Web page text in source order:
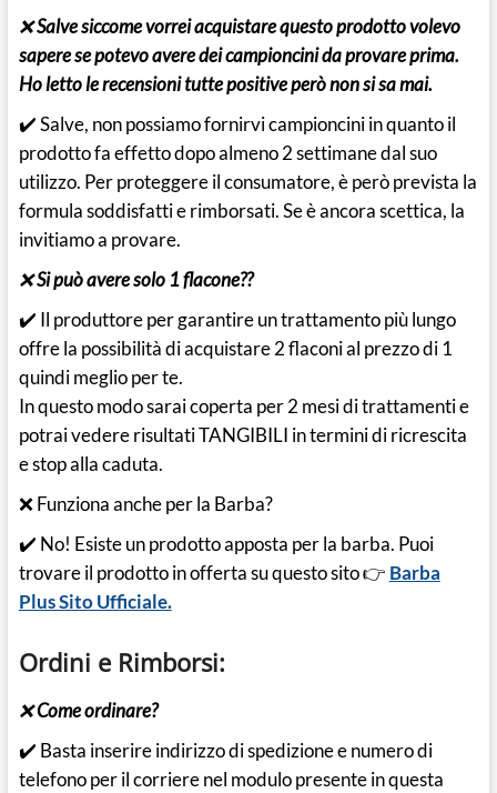
❌Salve siccome vorrei acquistare questo prodotto volevo
sapere se potevo avere dei campioncini da provare prima.
Ho letto le recensioni tutte positive però non si sa mai.
✔️ Salve, non possiamo fornirvi campioncini in quanto il
prodotto fa effetto dopo almeno 2 settimane dal suo
utilizzo. Per proteggere il consumatore, è però prevista la
formula soddisfatti e rimborsati. Se è ancora scettica, la
invitiamo a provare.
❌Si può avere solo 1 flacone??
✔️ Il produttore per garantire un trattamento più lungo
offre la possibilità di acquistare 2 flaconi al prezzo di 1
quindi meglio per te.
In questo modo sarai coperta per 2 mesi di trattamenti e
potrai vedere risultati TANGIBILI in termini di ricrescita
e stop alla caduta.
❌ Funziona anche per la Barba?
✔️ No! Esiste un prodotto apposta per la barba. Puoi
trovare il prodotto in offerta su questo sito 👉 Barba
Plus Sito Ufficiale.
Ordini e Rimborsi:
❌Come ordinare?
✔️ Basta inserire indirizzo di spedizione e numero di
telefono per il corriere nel modulo presente in questa